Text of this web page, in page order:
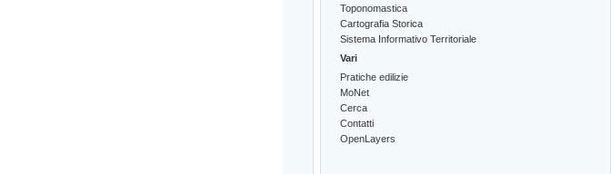
Toponomastica
Cartografia Storica
Sistema Informativo Territoriale
Vari
Pratiche edilizie
MoNet
Cerca
Contatti
OpenLayers